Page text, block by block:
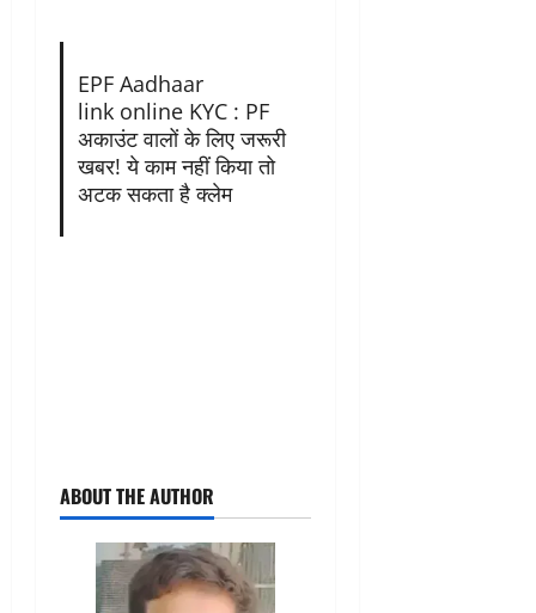
EPF Aadhaar
link online KYC : PF
अकाउंट वालों के लिए जरूरी
खबर! ये काम नहीं किया तो
अटक सकता है क्लेम
ABOUT THE AUTHOR